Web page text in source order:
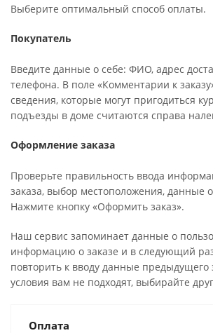
Выберите оптимальный способ оплаты.
Покупатель
Введите данные о себе: ФИО, адрес
телефона. В поле «Комментарии к
сведения, которые могут пригодиться
подъезды в доме считаются справа
Оформление заказа
Проверьте правильность ввода
заказа, выбор местоположения, данные
Нажмите кнопку «Оформить заказ».
Наш сервис запоминает данные о
информацию о заказе и в следующий
повторить к вводу данные предыдущего
условия вам не подходят, выбирайте
Оплата